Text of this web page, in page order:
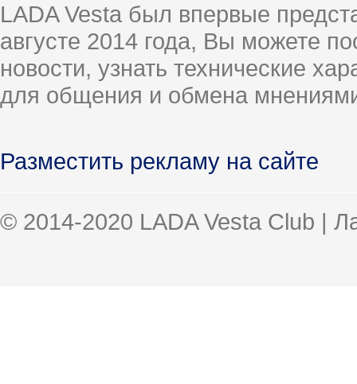
LADA Vesta был впервые
августе 2014 года, Вы можете
новости, узнать технические
для общения и обмена
Разместить рекламу на сайте
© 2014-2020 LADA Vesta Club |